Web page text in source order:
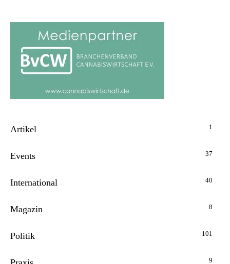
Artikel 1
Events 37
International 40
Magazin 8
Politik 101
9